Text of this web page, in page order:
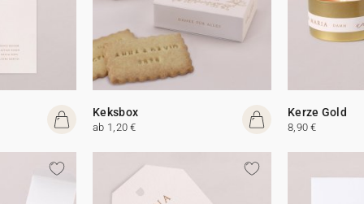
Keksbox
ab 1,20 €
Kerze Gold
8,90 €